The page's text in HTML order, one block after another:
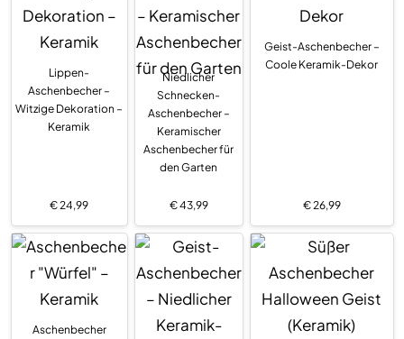
Lippen-
Aschenbecher –
Witzige Dekoration –
Keramik
€24,99
Niedlicher
Schnecken-
Aschenbecher –
Keramischer
Aschenbecher für
den Garten
€43,99
Geist-Aschenbecher –
Coole Keramik-Dekor
€26,99
Aschenbecher